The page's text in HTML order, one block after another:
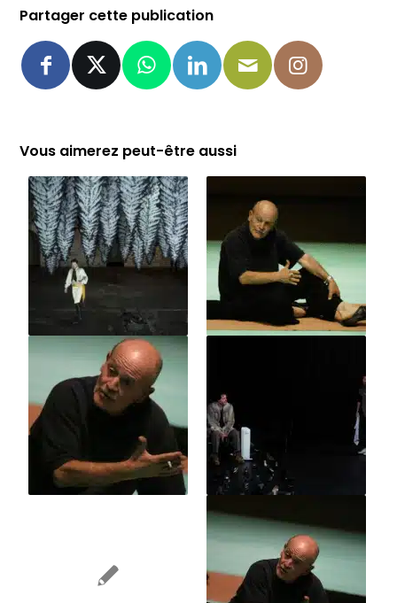
Partager cette publication
Vous aimerez peut-être aussi